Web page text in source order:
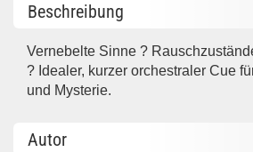
Beschreibung
Vernebelte Sinne ?
? Idealer, kurzer orchestraler Cue
und Mysterie.
Autor